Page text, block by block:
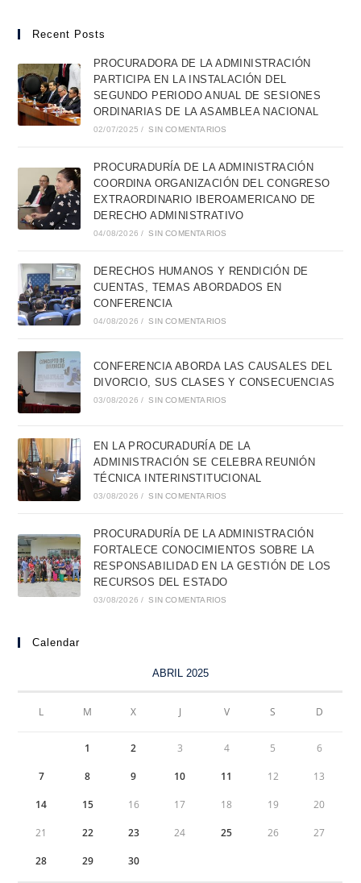
Recent Posts
PROCURADORA DE LA ADMINISTRACIÓN
PARTICIPA EN LA INSTALACIÓN DEL
SEGUNDO PERIODO ANUAL DE SESIONES
ORDINARIAS DE LA ASAMBLEA NACIONAL
02/07/2025 / SIN COMENTARIOS
PROCURADURÍA DE LA ADMINISTRACIÓN
COORDINA ORGANIZACIÓN DEL CONGRESO
EXTRAORDINARIO IBEROAMERICANO DE
DERECHO ADMINISTRATIVO
04/08/2026 / SIN COMENTARIOS
DERECHOS HUMANOS Y RENDICIÓN DE
CUENTAS, TEMAS ABORDADOS EN
CONFERENCIA
04/08/2026 / SIN COMENTARIOS
CONFERENCIA ABORDA LAS CAUSALES DEL
DIVORCIO, SUS CLASES Y CONSECUENCIAS
03/08/2026 / SIN COMENTARIOS
EN LA PROCURADURÍA DE LA
ADMINISTRACIÓN SE CELEBRA REUNIÓN
TÉCNICA INTERINSTITUCIONAL
03/08/2026 / SIN COMENTARIOS
PROCURADURÍA DE LA ADMINISTRACIÓN
FORTALECE CONOCIMIENTOS SOBRE LA
RESPONSABILIDAD EN LA GESTIÓN DE LOS
RECURSOS DEL ESTADO
03/08/2026 / SIN COMENTARIOS
Calendar
ABRIL 2025
L M X J V S D
1 2 3 4 5 6
7 8 9 10 11 12 13
14 15 16 17 18 19 20
21 22 23 24 25 26 27
28 29 30